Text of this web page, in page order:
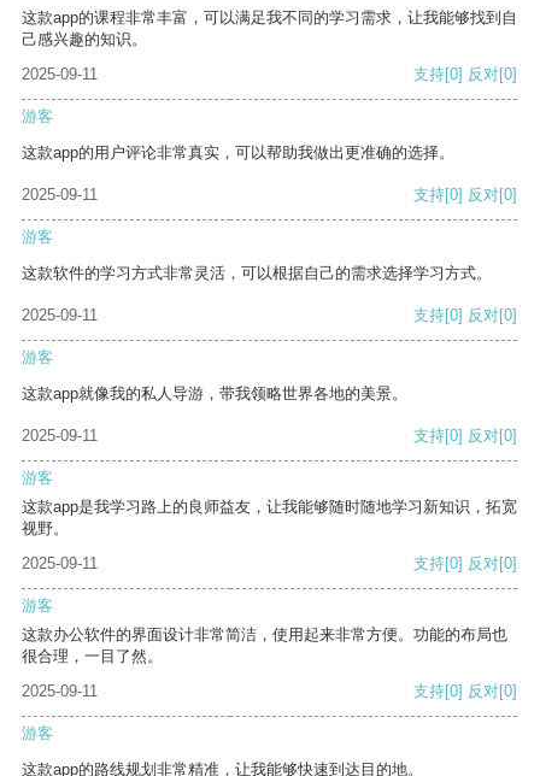
这款app的课程非常丰富，可以满足我不同的学习需求，让我能够找到自
己感兴趣的知识。
2025-09-11
支持[0] 反对[0]
游客
这款app的用户评论非常真实，可以帮助我做出更准确的选择。
2025-09-11 支持[0] 反对[0]
游客
这款软件的学习方式非常灵活，可以根据自己的需求选择学习方式。
2025-09-11 支持[0] 反对[0]
游客
这款app就像我的私人导游，带我领略世界各地的美景。
2025-09-11 支持[0] 反对[0]
游客
这款app是我学习路上的良师益友，让我能够随时随地学习新知识，拓宽
视野。
2025-09-11
支持[0] 反对[0]
游客
这款办公软件的界面设计非常简洁，使用起来非常方便。功能的布局也
很合理，一目了然。
2025-09-11
支持[0] 反对[0]
游客
这款app的路线规划非常精准，让我能够快速到达目的地。